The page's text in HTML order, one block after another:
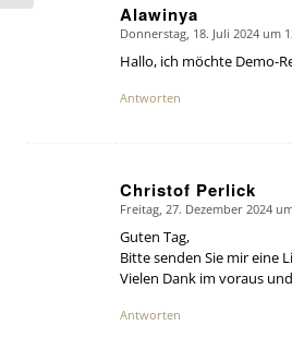
Alawinya
says:
Donnerstag, 18. Juli 2024 um
Hallo, ich möchte Demo-
Antworten
Christof Perlick
says:
Freitag, 27. Dezember 2024
Guten Tag,
Bitte senden Sie mir eine
Vielen Dank im voraus
Antworten